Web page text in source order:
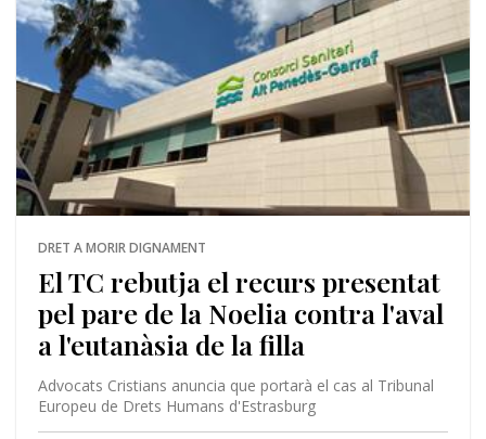
DRET A MORIR DIGNAMENT
El TC rebutja el recurs presentat
pel pare de la Noelia contra l'aval
a l'eutanàsia de la filla
Advocats Cristians anuncia que portarà el cas al Tribunal
Europeu de Drets Humans d'Estrasburg